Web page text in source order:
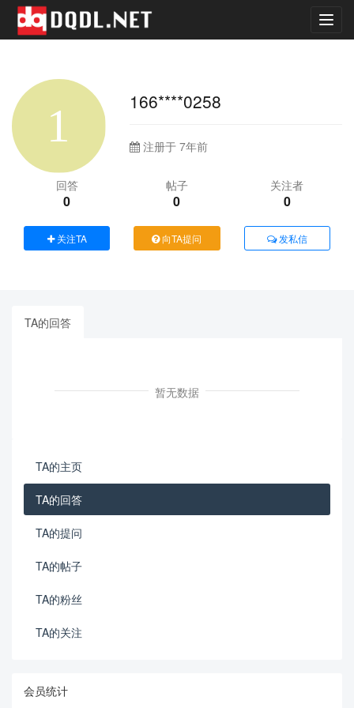
166****0258
注册于 7年前
回答
0
帖子
0
关注者
0
关注TA 向TA提问 发私信
TA的回答
暂无数据
TA的主页
TA的回答
TA的提问
TA的帖子
TA的粉丝
TA的关注
会员统计